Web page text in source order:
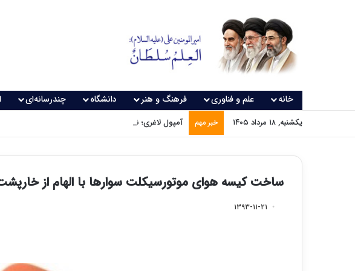
خانه علم و فناوری فرهنگ و هنر دانشگاه چندرسانه‌ای
یکشنبه, ۱۸ مرداد ۱۴۰۵ خبر مهم آمپول لاغری؛ نسخه‌ای که بدون تغذیه خطرناک می‌شود
ساخت کیسه هوای موتورسیکلت سوارها با الهام از
۱۳۹۳-۱۱-۲۱